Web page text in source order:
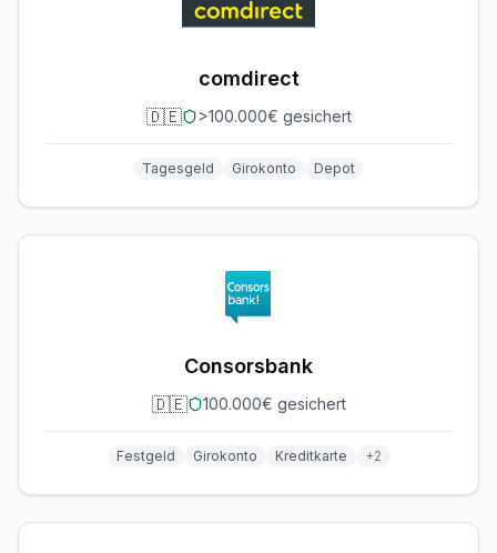
comdirect
🇩🇪 >100.000€ gesichert
Tagesgeld Girokonto Depot
Consorsbank
🇩🇪 100.000€ gesichert
Festgeld Girokonto Kreditkarte +2